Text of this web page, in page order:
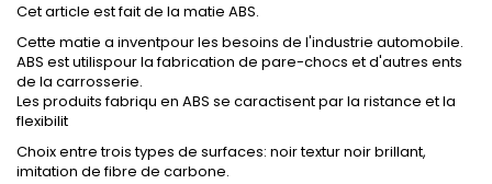
Cet article est fait de la matie ABS.
Cette matie a inventpour les besoins de l'industrie automobile.
ABS est utilispour la fabrication de pare-chocs et d'autres ents
de la carrosserie.
Les produits fabriqu en ABS se caractisent par la ristance et la
flexibilit
Choix entre trois types de surfaces: noir textur noir brillant,
imitation de fibre de carbone.